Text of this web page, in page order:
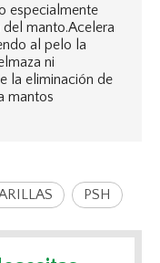
especialmente
manto.Acelera
al pelo la
ni
la eliminación de
mantos
PSH